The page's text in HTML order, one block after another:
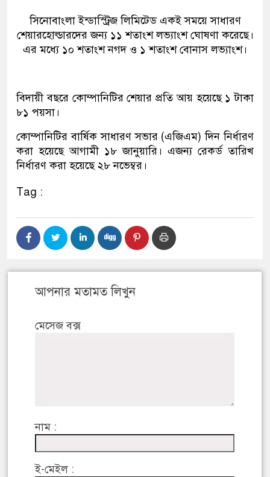
সিনোবাংলা ইন্ডাস্ট্রিজ লিমিটেড একই সময়ে সাধারণ
শেয়ারহোল্ডারদের জন‍্য ১১ শতাংশ লভ্যাংশ ঘোষণা করেছে।
এর মধ্যে ১০ শতাংশ নগদ ও ১ শতাংশ বোনাস লভ্যাংশ।
বিদায়ী বছরে কোম্পানিটির শেয়ার প্রতি আয় হয়েছে ১ টাকা
৮১ পয়সা।
কোম্পানিটির বার্ষিক সাধারণ সভার (এজিএম) দিন নির্ধারণ
করা হয়েছে আগামী ১৮ জানুয়ারি। এজন্য রেকর্ড তারিখ
নির্ধারণ করা হয়েছে ২৮ নভেম্বর।
Tag :
আপনার মতামত লিখুন
মেসেজ বক্স
নাম :
ই-মেইল :